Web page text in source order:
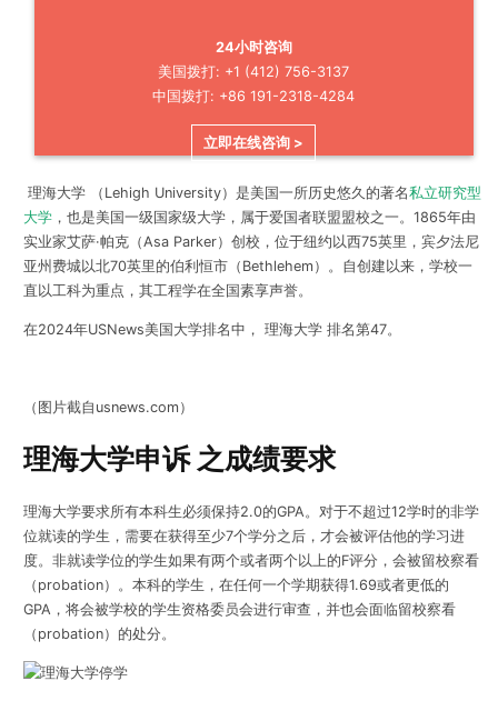
24小时咨询
美国拨打: +1 (412) 756-3137
中国拨打: +86 191-2318-4284
立即在线咨询 >
理海大学 （Lehigh University）是美国一所历史悠久的著名私立研究型
大学，也是美国一级国家级大学，属于爱国者联盟盟校之一。1865年由
实业家艾萨·帕克（Asa Parker）创校，位于纽约以西75英里，宾夕法尼
亚州费城以北70英里的伯利恒市（Bethlehem）。自创建以来，学校一
直以工科为重点，其工程学在全国素享声誉。
在2024年USNews美国大学排名中， 理海大学 排名第47。
（图片截自usnews.com）
理海大学申诉 之成绩要求
理海大学要求所有本科生必须保持2.0的GPA。对于不超过12学时的非学
位就读的学生，需要在获得至少7个学分之后，才会被评估他的学习进
度。非就读学位的学生如果有两个或者两个以上的F评分，会被留校察看
（probation）。本科的学生，在任何一个学期获得1.69或者更低的
GPA，将会被学校的学生资格委员会进行审查，并也会面临留校察看
（probation）的处分。